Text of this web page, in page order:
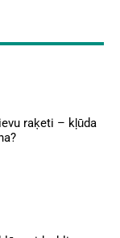
raķeti – kļūda